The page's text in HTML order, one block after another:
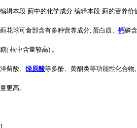
编辑本段 蓟中的化学成分 编辑本段 蓟的营养价
蓟花球可食部含有多种营养成分, 蛋白质、 钙磷
糖( 根中含量较高) 。
洋蓟酸、 绿原酸等多酚、黄酮类等功能性化合物
量更高。
1.